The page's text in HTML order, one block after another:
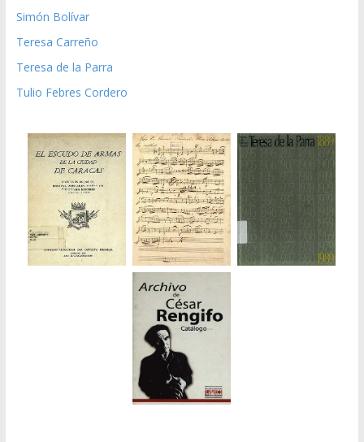
Simón Bolívar
Teresa Carreño
Teresa de la Parra
Tulio Febres Cordero